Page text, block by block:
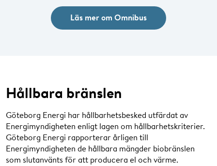
Läs mer om Omnibus
Hållbara bränslen
Göteborg Energi har hållbarhetsbesked utfärdat av
Energimyndigheten enligt lagen om hållbarhetskriterier.
Göteborg Energi rapporterar årligen till
Energimyndigheten de hållbara mängder biobränslen
som slutanvänts för att producera el och värme.